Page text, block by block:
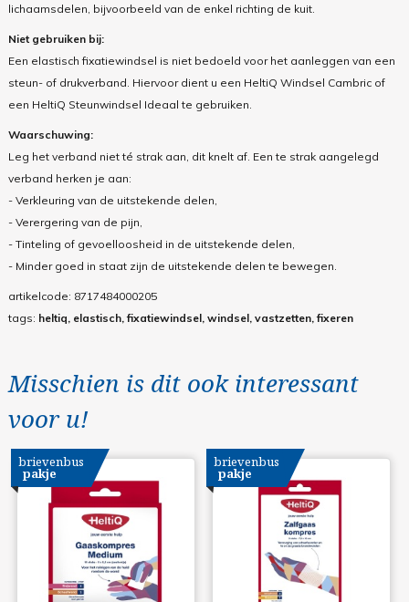
lichaamsdelen, bijvoorbeeld van de enkel richting de kuit.
Niet gebruiken bij:
Een elastisch fixatiewindsel is niet bedoeld voor het aanleggen van een
steun- of drukverband. Hiervoor dient u een HeltiQ Windsel Cambric of
een HeltiQ Steunwindsel Ideaal te gebruiken.
Waarschuwing:
Leg het verband niet té strak aan, dit knelt af. Een te strak aangelegd
verband herken je aan:
- Verkleuring van de uitstekende delen,
- Verergering van de pijn,
- Tinteling of gevoelloosheid in de uitstekende delen,
- Minder goed in staat zijn de uitstekende delen te bewegen.
artikelcode: 8717484000205
tags: heltiq, elastisch, fixatiewindsel, windsel, vastzetten, fixeren
Misschien is dit ook interessant
voor u!
brievenbus
pakje
brievenbus
pakje